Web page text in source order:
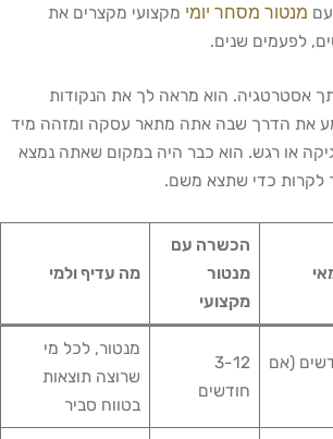
מנטור מסחר יומי מקצועי מקצרים את
לפעמים שנים.
אסטרטגיה. הוא מראה לך את הנקודות
את הדרך שבה אתה מתאר עסקה ומזהה מיד
או רגש. הוא כבר היה במקום שאתה נמצא
לקרות כדי שתצא משם.
הכשרה עם
מנטור
מקצועי
מה עדיף ולמי
חודשים (אם
3-12
חודשים
מנטור, לכל מי
שרוצה תוצאות
בטווח סביר